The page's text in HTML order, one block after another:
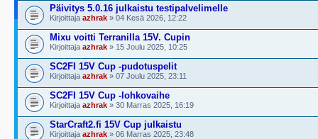
Päivitys 5.0.16 julkaistu testipalvelimelle
Kirjoittaja azhrak » 04 Kesä 2026, 12:22
Mixu voitti Terranilla 15V. Cupin
Kirjoittaja azhrak » 15 Joulu 2025, 10:25
SC2FI 15V Cup -pudotuspelit
Kirjoittaja azhrak » 07 Joulu 2025, 23:11
SC2FI 15V Cup -lohkovaihe
Kirjoittaja azhrak » 30 Marras 2025, 16:19
StarCraft2.fi 15V Cup julkaistu
Kirjoittaja azhrak » 06 Marras 2025, 23:48